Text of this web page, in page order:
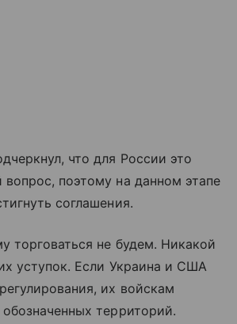
что для России это
поэтому на данном этапе
соглашения.
торговаться не будем. Никакой
уступок. Если Украина и США
их войскам
территорий.